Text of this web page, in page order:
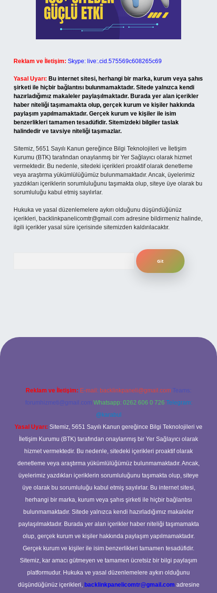
Reklam ve İletişim: Skype: live:.cid.575569c608265c69
Yasal Uyarı: Bu internet sitesi, herhangi bir marka, kurum veya şahıs
şirketi ile hiçbir bağlantısı bulunmamaktadır. Sitede yalnızca kendi
hazırladığımız makaleler paylaşılmaktadır. Burada yer alan içerikler
haber niteliği taşımamakta olup, gerçek kurum ve kişiler hakkında
paylaşım yapılmamaktadır. Gerçek kurum ve kişiler ile isim
benzerlikleri tamamen tesadüfidir. Sitemizdeki bilgiler taslak
halindedir ve tavsiye niteliği taşımazlar.
Sitemiz, 5651 Sayılı Kanun gereğince Bilgi Teknolojileri ve İletişim
Kurumu (BTK) tarafından onaylanmış bir Yer Sağlayıcı olarak hizmet
vermektedir. Bu nedenle, sitedeki içerikleri proaktif olarak denetleme
veya araştırma yükümlülüğümüz bulunmamaktadır. Ancak, üyelerimiz
yazdıkları içeriklerin sorumluluğunu taşımakta olup, siteye üye olarak bu
sorumluluğu kabul etmiş sayılırlar.
Hukuka ve yasal düzenlemelere aykırı olduğunu düşündüğünüz
içerikleri, backlinkpanelicomtr@gmail.com adresine bildirmeniz halinde,
ilgili içerikler yasal süre içerisinde sitemizden kaldırılacaktır.
giriş
Reklam ve İletişim: E-mail: backlinkpaneli@gmail.com Teams:
forumhizmeti@gmail.com Whatsapp: 0262 606 0 726 Telegram:
@karabul
Yasal Uyarı: Sitemiz, 5651 Sayılı Kanun gereğince Bilgi Teknolojileri ve
İletişim Kurumu (BTK) tarafından onaylanmış bir Yer Sağlayıcı olarak
hizmet vermektedir. Bu nedenle, sitedeki içerikleri proaktif olarak
denetleme veya araştırma yükümlülüğümüz bulunmamaktadır. Ancak,
üyelerimiz yazdıkları içeriklerin sorumluluğunu taşımakta olup, siteye
üye olarak bu sorumluluğu kabul etmiş sayılırlar. Bu internet sitesi,
herhangi bir marka, kurum veya şahıs şirketi ile hiçbir bağlantısı
bulunmamaktadır. Sitede yalnızca kendi hazırladığımız makaleler
paylaşılmaktadır. Burada yer alan içerikler haber niteliği taşımamakta
olup, gerçek kurum ve kişiler hakkında paylaşım yapılmamaktadır.
Gerçek kurum ve kişiler ile isim benzerlikleri tamamen tesadüfidir.
Sitemiz, kar amacı gütmeyen ve tamamen ücretsiz bir bilgi paylaşım
platformudur. Hukuka ve yasal düzenlemelere aykırı olduğunu
düşündüğünüz içerikleri, backlinkpanelicomtr@gmail.com adresine